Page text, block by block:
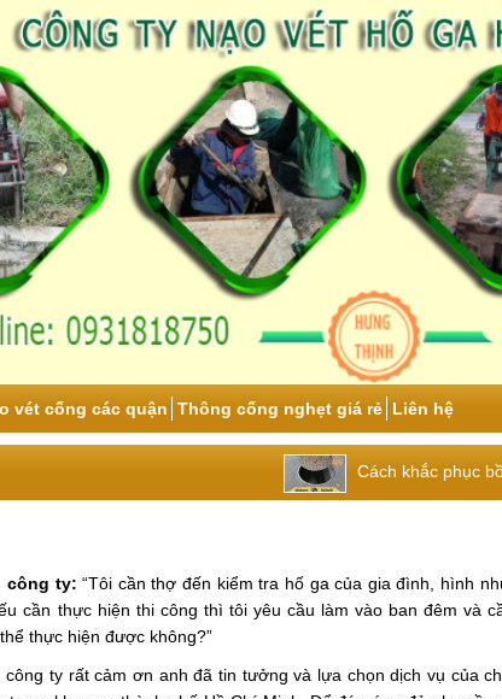
vét cống các quận Thông cống nghẹt giá rẻ Liên hệ
Cách khắc phục bồn cầu
công ty:“Tôi cần thợ đến kiểm tra hố ga của gia đình, hình
cần thực hiện thi công thì tôi yêu cầu làm vào ban đêm và
thực hiện được không?”
công ty rất cảm ơn anh đã tin tưởng và lựa chọn dịch vụ của